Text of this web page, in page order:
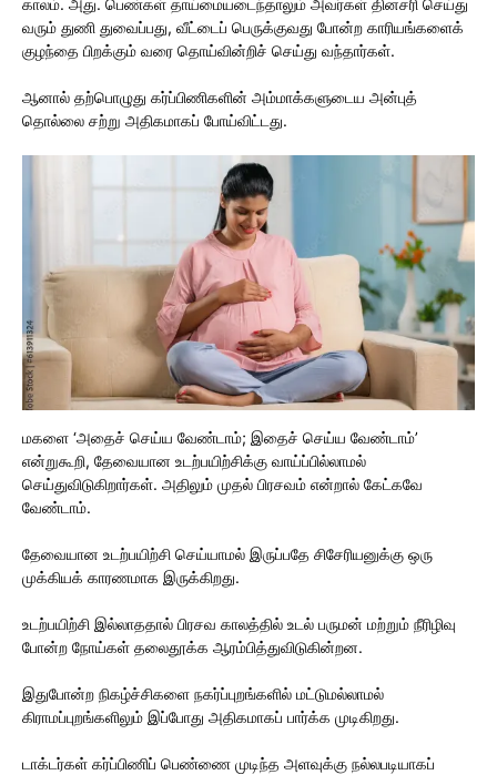
காலம். அது. பெண்கள் தாய்மையடைந்தாலும் அவர்கள் தினசரி செய்து
வரும் துணி துவைப்பது, வீட்டைப் பெருக்குவது போன்ற காரியங்களைக்
குழந்தை பிறக்கும் வரை தொய்வின்றிச் செய்து வந்தார்கள்.
ஆனால் தற்பொழுது கர்ப்பிணிகளின் அம்மாக்களுடைய அன்புத்
தொல்லை சற்று அதிகமாகப் போய்விட்டது.
மகளை ‘அதைச் செய்ய வேண்டாம்; இதைச் செய்ய வேண்டாம்’
என்றுகூறி, தேவையான உடற்பயிற்சிக்கு வாய்ப்பில்லாமல்
செய்துவிடுகிறார்கள். அதிலும் முதல் பிரசவம் என்றால் கேட்கவே
வேண்டாம்.
தேவையான உடற்பயிற்சி செய்யாமல் இருப்பதே சிசேரியனுக்கு ஒரு
முக்கியக் காரணமாக இருக்கிறது.
உடற்பயிற்சி இல்லாததால் பிரசவ காலத்தில் உடல் பருமன் மற்றும் நீரிழிவு
போன்ற நோய்கள் தலைதூக்க ஆரம்பித்துவிடுகின்றன.
இதுபோன்ற நிகழ்ச்சிகளை நகர்ப்புறங்களில் மட்டுமல்லாமல்
கிராமப்புறங்களிலும் இப்போது அதிகமாகப் பார்க்க முடிகிறது.
டாக்டர்கள் கர்ப்பிணிப் பெண்ணை முடிந்த அளவுக்கு நல்லபடியாகப்